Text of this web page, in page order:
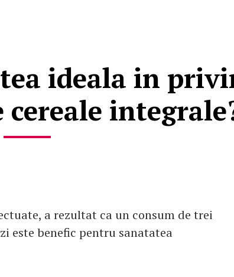
ideala in
a rezultat ca un consum de trei
este benefic pentru sanatatea